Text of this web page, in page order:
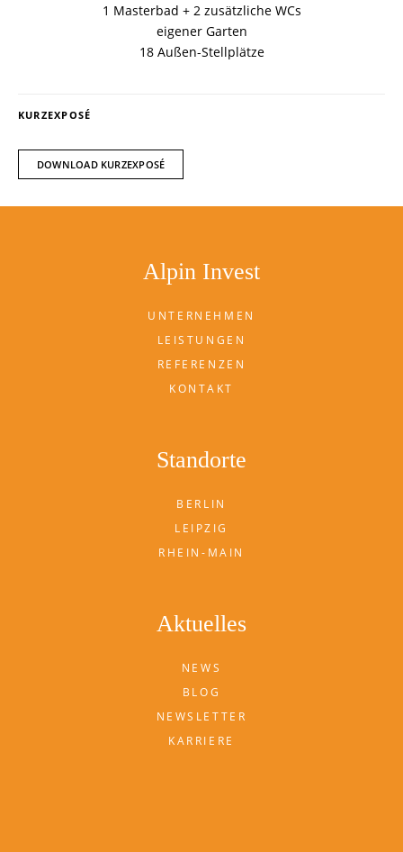
1 Masterbad + 2 zusätzliche WCs
eigener Garten
18 Außen-Stellplätze
KURZEXPOSÉ
DOWNLOAD KURZEXPOSÉ
Alpin Invest
UNTERNEHMEN
LEISTUNGEN
REFERENZEN
KONTAKT
Standorte
BERLIN
LEIPZIG
RHEIN-MAIN
Aktuelles
NEWS
BLOG
NEWSLETTER
KARRIERE